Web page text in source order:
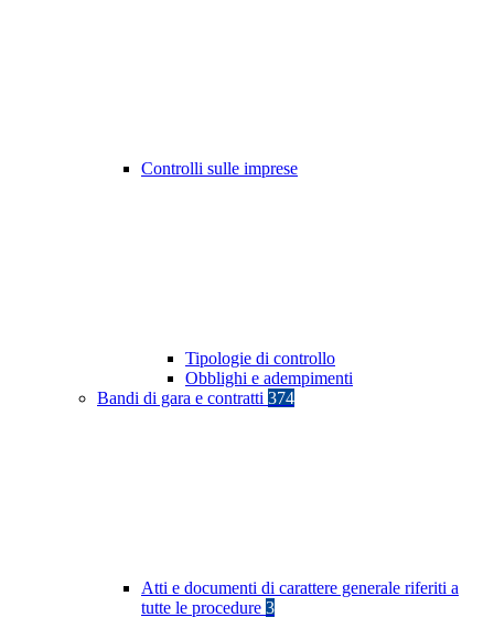
Controlli sulle imprese
Tipologie di controllo
Obblighi e adempimenti
Bandi di gara e contratti 374
Atti e documenti di carattere generale riferiti a
tutte le procedure 3